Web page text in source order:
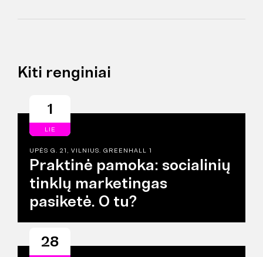
Kiti renginiai
1
LIE
UPĖS G. 21, VILNIUS. GREENHALL 1
Praktinė pamoka: socialinių
tinklų marketingas
pasiketė. O tu?
28